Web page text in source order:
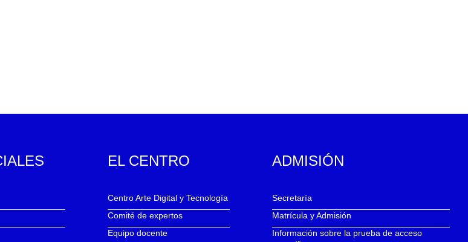
EL CENTRO
Centro Arte Digital y Tecnología
Comité de expertos
Equipo docente
ADMISIÓN
Secretaría
Matrícula y Admisión
Información sobre la prueba de acceso